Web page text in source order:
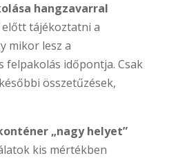
hangzavarral
tájékoztatni a
mikor lesz a
felpakolás időpontja. Csak
összetűzések,
„nagy helyet”
kis mértékben